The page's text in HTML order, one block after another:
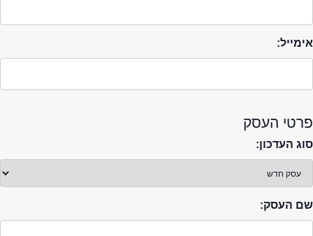
אימייל:
פרטי העסק
סוג העדכון:
שם העסק: